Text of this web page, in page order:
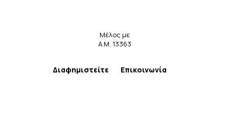
Μέλος με
Α.Μ. 13363
Διαφημιστείτε Επικοινωνία